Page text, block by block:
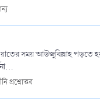
সময় আউজুবিল্লাহ পড়তে
প্রশ্নোত্তর